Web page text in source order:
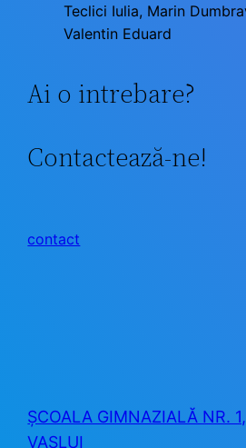
Teclici Iulia, Marin
Valentin Eduard
Ai o intrebare?
Contactează-ne!
contact
ȘCOALA GIMNAZIALĂ NR.
VASLUI